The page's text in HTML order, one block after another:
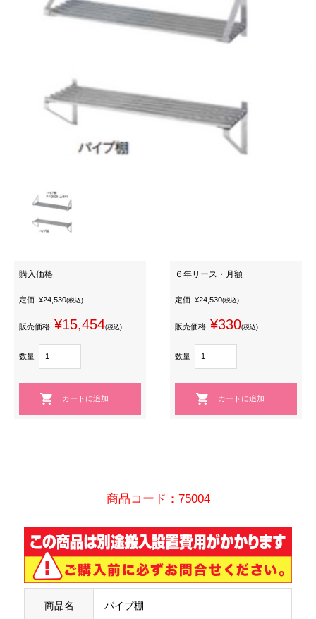
購入価格
定価 ¥24,530(税込)
販売価格 ¥15,454(税込)
数量
６年リース・月額
定価 ¥24,530(税込)
販売価格 ¥330(税込)
数量
商品コード：75004
商品名 パイプ棚